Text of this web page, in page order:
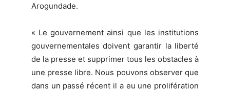
Arogundade.
« Le gouvernement ainsi que les institutions
gouvernementales doivent garantir la liberté
de la presse et supprimer tous les obstacles à
une presse libre. Nous pouvons observer que
dans un passé récent il a eu une prolifération